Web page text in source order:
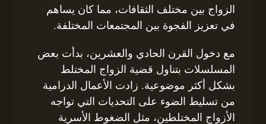
الزواج بين مختلف الثقافات، مما كان يساهم
في تعزيز الفجوة بين المجتمعات المختلفة.
مع دخول القرن الحادي والعشرين، بدأت بعض
المسلسلات بتناول قضية الزواج المختلط
بشكل أكثر موضوعية. زادت الأعمال الدرامية
من تسليط الضوء على التحديات التي تواجه
الأزواج المختلطين، مثل الضغوط الأسرية